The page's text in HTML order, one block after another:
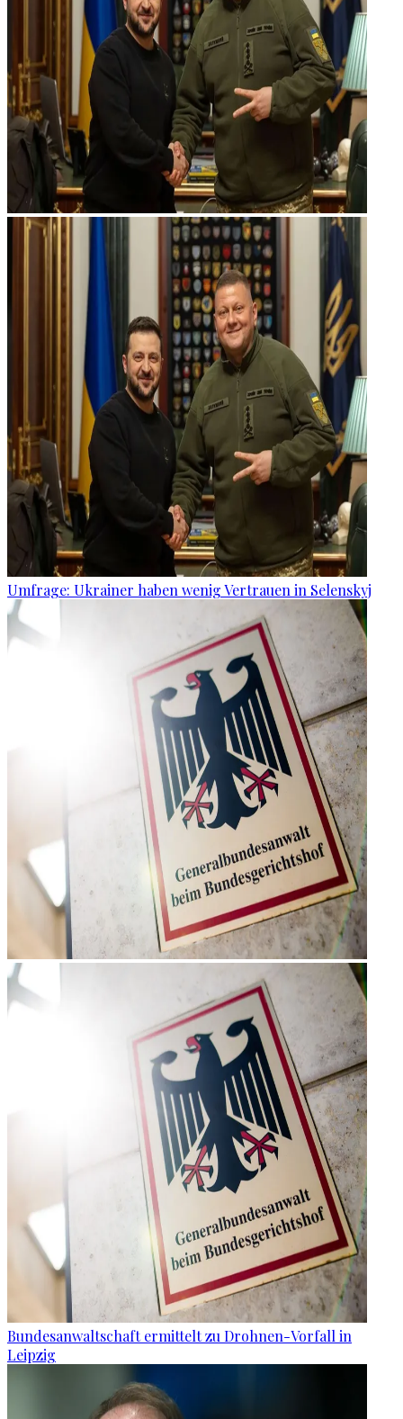
Umfrage: Ukrainer haben wenig Vertrauen in Selenskyj
Bundesanwaltschaft ermittelt zu Drohnen-Vorfall in
Leipzig